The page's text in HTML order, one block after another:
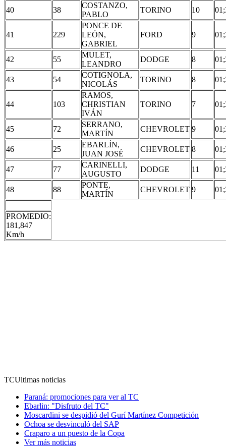
40 38
COSTANZO,
PABLO
TORINO 10
41 229
PONCE DE
LEÓN,
GABRIEL
FORD 9
42 55
MULET,
LEANDRO
DODGE 8
43 54
COTIGNOLA,
NICOLÁS
TORINO 8
44 103
RAMOS,
CHRISTIAN
IVÁN
TORINO 7
45 72
SERRANO,
MARTÍN
CHEVROLET 9
46 25
EBARLÍN,
JUAN JOSÉ
CHEVROLET 8
47 77
CARINELLI,
AUGUSTO
DODGE 11
48 88
PONTE,
MARTÍN
CHEVROLET 9
PROMEDIO:
181,847
Km/h
TCUltimas noticias
Paraná: promociones para ver al TC
Ebarlin: "Disfruto del TC"
Moscardini se despidió del Gurí Martínez Competición
Ochoa se desvinculó del SAP
Craparo a un puesto de la Copa
Ver más noticias